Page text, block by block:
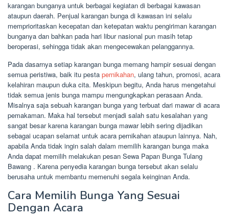
karangan bunganya untuk berbagai kegiatan di berbagai kawasan
ataupun daerah. Penjual karangan bunga di kawasan ini selalu
memprioritaskan kecepatan dan ketepatan waktu pengiriman karangan
bunganya dan bahkan pada hari libur nasional pun masih tetap
beroperasi, sehingga tidak akan mengecewakan pelanggannya.
Pada dasarnya setiap karangan bunga memang hampir sesuai dengan
semua peristiwa, baik itu pesta pernikahan, ulang tahun, promosi, acara
kelahiran maupun duka cita. Meskipun begitu, Anda harus mengetahui
tidak semua jenis bunga mampu mengungkapkan perasaan Anda.
Misalnya saja sebuah karangan bunga yang terbuat dari mawar di acara
pemakaman. Maka hal tersebut menjadi salah satu kesalahan yang
sangat besar karena karangan bunga mawar lebih sering dijadikan
sebagai ucapan selamat untuk acara pernikahan ataupun lainnya. Nah,
apabila Anda tidak ingin salah dalam memilih karangan bunga maka
Anda dapat memilih melakukan pesan Sewa Papan Bunga Tulang
Bawang . Karena penyedia karangan bunga tersebut akan selalu
berusaha untuk membantu memenuhi segala keinginan Anda.
Cara Memilih Bunga Yang Sesuai
Dengan Acara